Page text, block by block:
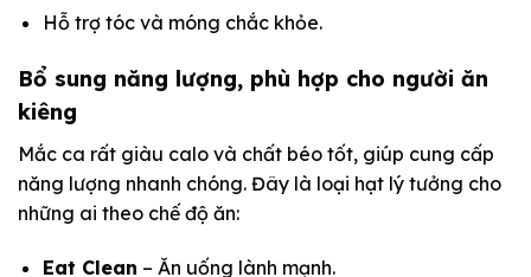
Hỗ trợ tóc và móng chắc khỏe.
Bổ sung năng lượng, phù hợp cho người ăn
kiêng
Mắc ca rất giàu calo và chất béo tốt, giúp cung cấp
năng lượng nhanh chóng. Đây là loại hạt lý tưởng cho
những ai theo chế độ ăn:
Eat Clean – Ăn uống lành mạnh.